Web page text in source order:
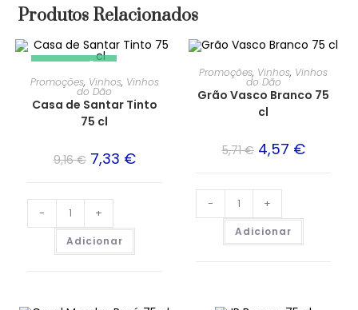
Produtos Relacionados
PROMOÇÃO!
Promoções, Vinhos, Vinhos
do Dão
Casa de Santar Tinto
75 cl
9,16€ 7,33 €
- +
Adicionar
PROMOÇÃO!
Promoções, Vinhos, Vinhos
do Dão
Grão Vasco Branco 75
cl
5,71€ 4,57 €
- +
Adicionar